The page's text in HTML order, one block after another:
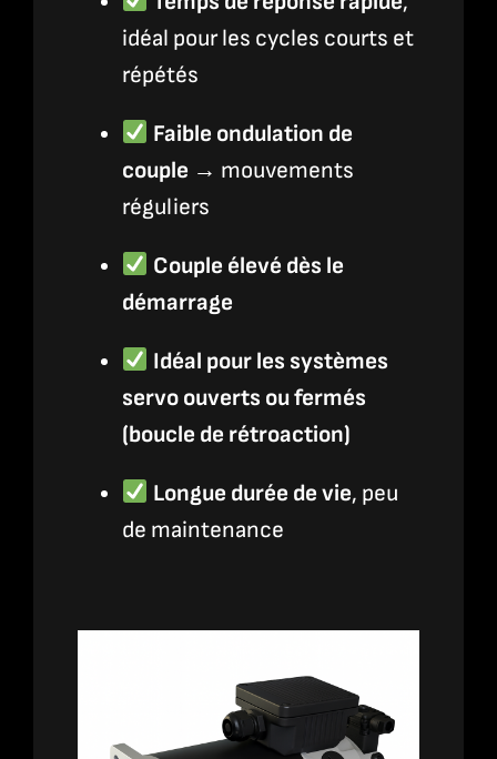
idéal pour les cycles courts et
répétés
Faible ondulation de
couple → mouvements
réguliers
Couple élevé dès le
démarrage
Idéal pour les systèmes
servo ouverts ou fermés
(boucle de rétroaction)
Longue durée de vie, peu
de maintenance